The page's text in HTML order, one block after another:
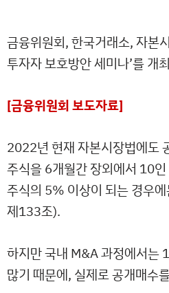
금융위원회, 한국거래소, 자본
투자자 보호방안 세미나’를 개
[금융위원회 보도자료]
2022년 현재 자본시장법에도
주식을 6개월간 장외에서 10
주식의 5% 이상이 되는 경우
제133조).
하지만 국내 M&A 과정에서는
많기 때문에, 실제로 공개매수